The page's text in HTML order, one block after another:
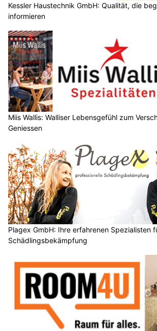
Kessler Haustechnik GmbH: Qualität, die
informieren
Miis Wallis: Walliser Lebensgefühl zum
Geniessen
Plagex GmbH: Ihre erfahrenen Spezialisten
Schädlingsbekämpfung